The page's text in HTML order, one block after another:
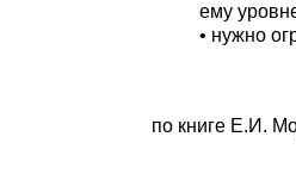
ему
• нужно
по книге Е.И.